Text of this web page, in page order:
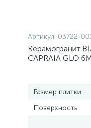
Артикул: 03722-
Керамогранит
CAPRAIA GLO
Размер плитки
Поверхность